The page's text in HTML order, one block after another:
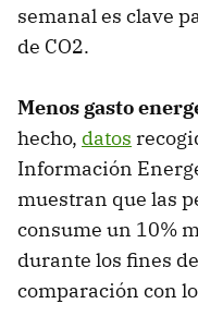
semanal es clave
de CO2.
Menos gasto
hecho, datos
Información
muestran que las
consume un 10%
durante los fines
comparación con